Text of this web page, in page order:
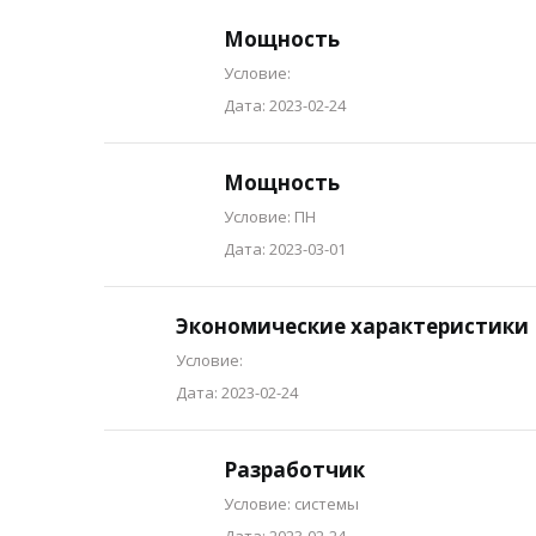
Мощность
Условие:
Дата: 2023-02-24
Мощность
Условие: ПН
Дата: 2023-03-01
Экономические характеристики
Условие:
Дата: 2023-02-24
Разработчик
Условие: системы